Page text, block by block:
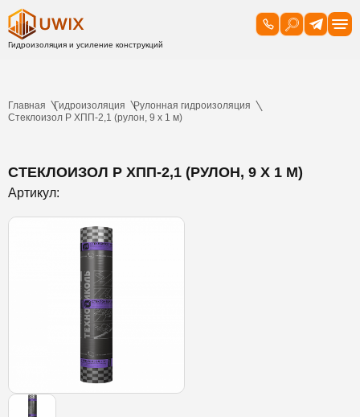
Главная Гидроизоляция
Рулонная гидроизоляция
Стеклоизол Р ХПП-2,1 (рулон, 9 х 1 м)
СТЕКЛОИЗОЛ Р ХПП-2,1 (РУЛОН, 9 Х 1 М)
Артикул: